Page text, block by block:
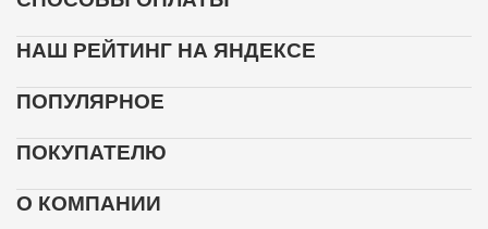
НАШ РЕЙТИНГ НА ЯНДЕКСЕ
ПОПУЛЯРНОЕ
ПОКУПАТЕЛЮ
О КОМПАНИИ